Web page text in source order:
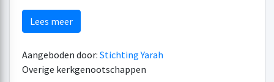
Lees meer
Aangeboden door: Stichting Yarah
Overige kerkgenootschappen